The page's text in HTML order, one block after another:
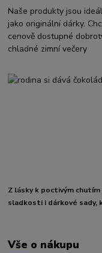
Naše produkty jsou
jako originální dárky.
cenově dostupné
chladné zimní večery
Z lásky k poctivým
sladkosti i dárkové sady,
Vše o nákupu